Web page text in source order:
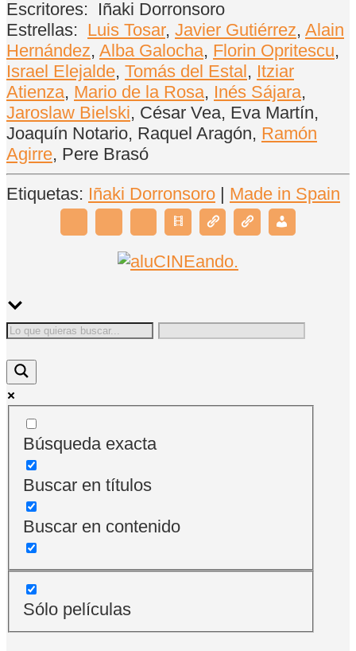
Escritores:
Iñaki Dorronsoro
Estrellas: Luis Tosar, Javier Gutiérrez, Alain
Hernández, Alba Galocha, Florin Opritescu,
Israel Elejalde, Tomás del Estal, Itziar
Atienza, Mario de la Rosa, Inés Sájara,
Jaroslaw Bielski, César Vea, Eva Martín,
Joaquín Notario, Raquel Aragón, Ramón
Agirre, Pere Brasó
Etiquetas: Iñaki Dorronsoro Made in Spain
Búsqueda exacta
Buscar en títulos
Buscar en contenido
Sólo películas